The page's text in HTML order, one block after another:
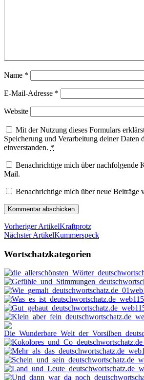
Name *
E-Mail-Adresse *
Website
Mit der Nutzung dieses Formulars
Speicherung und Verarbeitung deiner Daten
einverstanden. *
Benachrichtige mich über nachfolgende
Mail.
Benachrichtige mich über neue Beiträge
Vorheriger ArtikelKraftprotz
Nächster ArtikelKummerspeck
Wortschatzkategorien